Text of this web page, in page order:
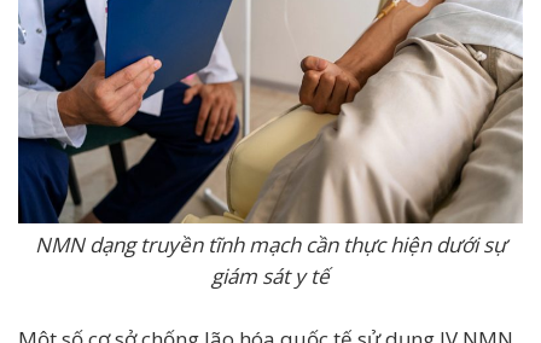
NMN dạng truyền tĩnh mạch cần thực hiện dưới sự
giám sát y tế